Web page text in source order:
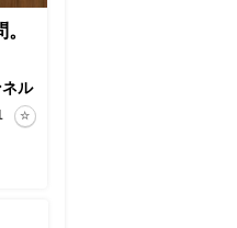
ル